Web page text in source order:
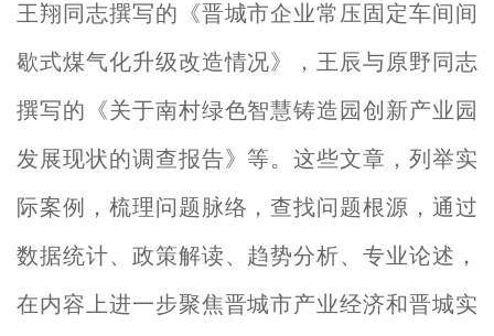
王翔同志撰写的《晋城市企业常压固定车间间
歇式煤气化升级改造情况》，王辰与原野同志
撰写的《关于南村绿色智慧铸造园创新产业园
发展现状的调查报告》等。这些文章，列举实
际案例，梳理问题脉络，查找问题根源，通过
数据统计、政策解读、趋势分析、专业论述，
在内容上进一步聚焦晋城市产业经济和晋城实